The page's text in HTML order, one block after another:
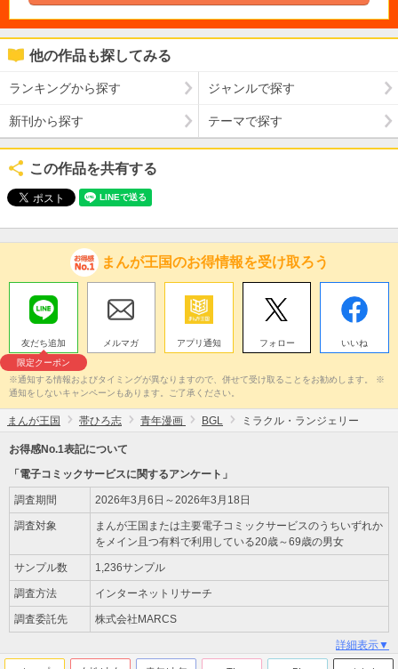
他の作品も探してみる
ランキングから探す ジャンルで探す
新刊から探す テーマで探す
この作品を共有する
まんが王国のお得情報を受け取ろう
友だち追加
限定クーポン
メルマガ アプリ通知 フォロー いいね
※通知する情報およびタイミングが異なりますので、併せて受け取ることをお勧めします。 ※
通知をしないキャンペーンもあります。ご了承ください。
まんが王国 帯ひろ志 青年漫画 BGL ミラクル・ランジェリー
お得感No.1表記について
「電子コミックサービスに関するアンケート」
調査期間 2026年3月6日～2026年3月18日
調査対象
まんが王国または主要電子コミックサービスのうちいずれか
をメイン且つ有料で利用している20歳～69歳の男女
サンプル数 1,236サンプル
調査方法 インターネットリサーチ
調査委託先 株式会社MARCS
詳細表示▼